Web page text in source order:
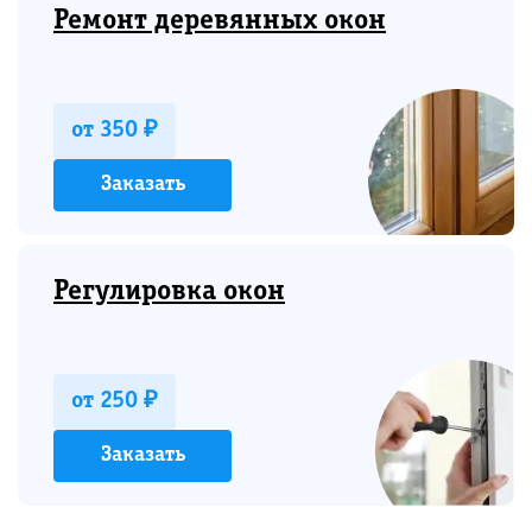
Ремонт деревянных окон
от 350 ₽
Заказать
Регулировка окон
от 250 ₽
Заказать